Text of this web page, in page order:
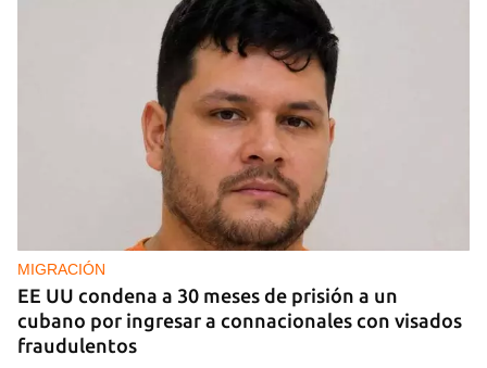
MIGRACIÓN
EE UU condena a 30 meses de prisión a un
cubano por ingresar a connacionales con visados
fraudulentos